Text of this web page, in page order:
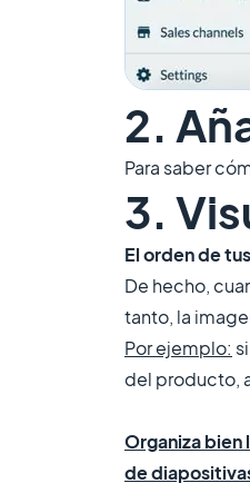
2.
Para saber
3.
El orden de
De hecho,
tanto, la
Por ejemplo:
del producto,
Organiza bien
de